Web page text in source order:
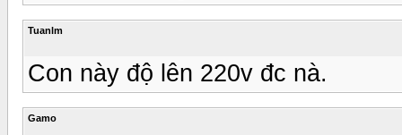
Tuanlm
Con này độ lên 220v đc nà.
Gamo